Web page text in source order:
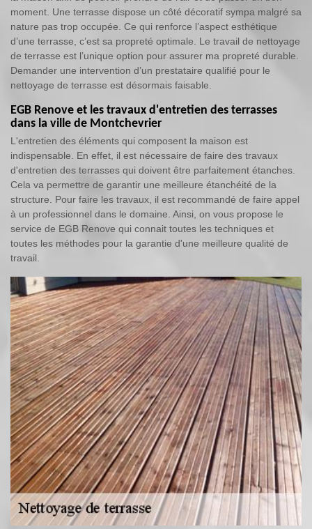
moment. Une terrasse dispose un côté décoratif sympa malgré sa
nature pas trop occupée. Ce qui renforce l’aspect esthétique
d’une terrasse, c’est sa propreté optimale. Le travail de nettoyage
de terrasse est l’unique option pour assurer ma propreté durable.
Demander une intervention d’un prestataire qualifié pour le
nettoyage de terrasse est désormais faisable.
EGB Renove et les travaux d'entretien des terrasses
dans la ville de Montchevrier
L'entretien des éléments qui composent la maison est
indispensable. En effet, il est nécessaire de faire des travaux
d'entretien des terrasses qui doivent être parfaitement étanches.
Cela va permettre de garantir une meilleure étanchéité de la
structure. Pour faire les travaux, il est recommandé de faire appel
à un professionnel dans le domaine. Ainsi, on vous propose le
service de EGB Renove qui connait toutes les techniques et
toutes les méthodes pour la garantie d'une meilleure qualité de
travail.